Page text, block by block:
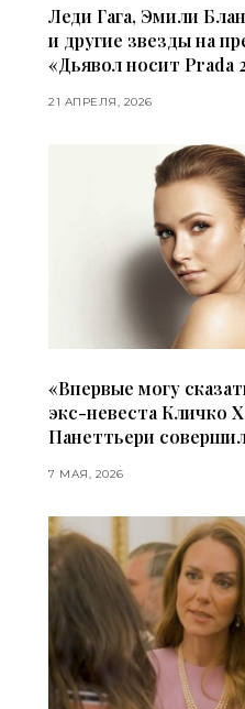
Леди Гага, Эмили
и другие звезды на
«Дьявол носит Prada
21 АПРЕЛЯ, 2026
«Впервые могу
экс-невеста Кличко
Панеттьери
7 МАЯ, 2026